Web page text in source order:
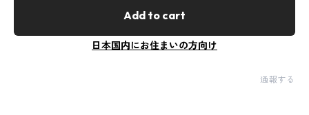
Add to cart
日本国内にお住まいの方向け
通報する